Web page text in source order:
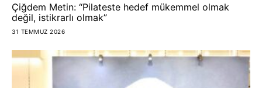
Çiğdem Metin: “Pilateste hedef mükemmel olmak
değil, istikrarlı olmak”
31 TEMMUZ 2026